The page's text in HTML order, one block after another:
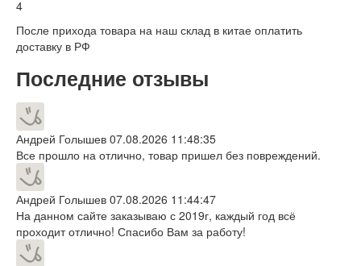
4
После прихода товара на наш склад в китае оплатить
доставку в РФ
Последние отзывы
Андрей Голышев 07.08.2026 11:48:35
Все прошло на отлично, товар пришел без повреждений.
Андрей Голышев 07.08.2026 11:44:47
На данном сайте заказываю с 2019г, каждый год всё
проходит отлично! Спасибо Вам за работу!